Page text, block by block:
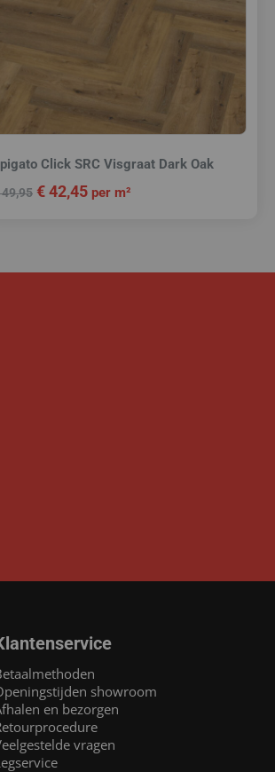
Click SRC Visgraat Dark Oak
49,95 €42,45 per m²
showroom
en bezorgen
vragen